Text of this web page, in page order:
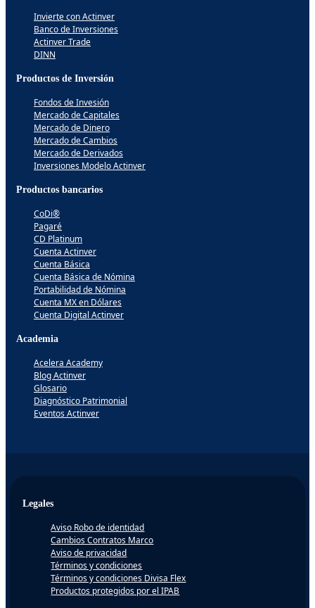
Invierte con Actinver
Banco de Inversiones
Actinver Trade
DINN
Productos de Inversión
Fondos de Invesión
Mercado de Capitales
Mercado de Dinero
Mercado de Cambios
Mercado de Derivados
Inversiones Modelo Actinver
Productos bancarios
CoDi®
Pagaré
CD Platinum
Cuenta Actinver
Cuenta Básica
Cuenta Básica de Nómina
Portabilidad de Nómina
Cuenta MX en Dólares
Cuenta Digital Actinver
Academia
Acelera Academy
Blog Actinver
Glosario
Diagnóstico Patrimonial
Eventos Actinver
Legales
Aviso Robo de identidad
Cambios Contratos Marco
Aviso de privacidad
Términos y condiciones
Términos y condiciones Divisa Flex
Productos protegidos por el IPAB